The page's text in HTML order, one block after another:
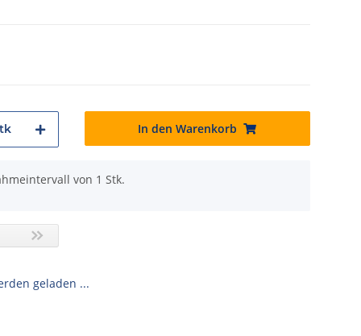
In den Warenkorb
von 1 Stk.
geladen ...